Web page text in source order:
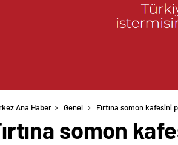
Ana Haber Genel Fırtına somon kafesini
somon